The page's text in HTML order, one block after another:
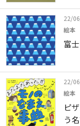
22/
絵本
富
22/
絵本
ピ
う